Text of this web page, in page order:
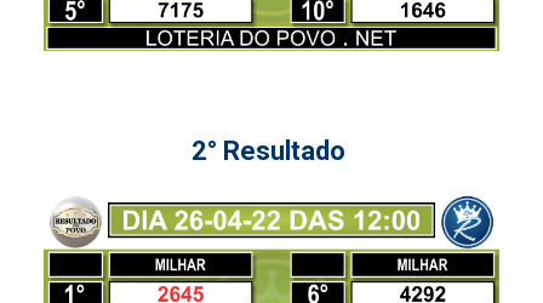
2° Resultado